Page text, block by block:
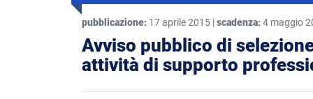
pubblicazione: 17 aprile 2015 |scadenza:4 maggio
Avviso pubblico di
attività di supporto